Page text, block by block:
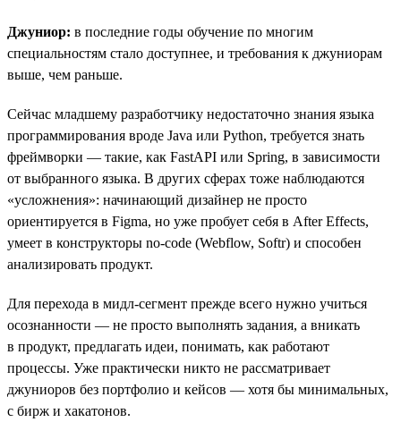
Джуниор: в последние годы обучение по многим
специальностям стало доступнее, и требования к джуниорам
выше, чем раньше.
Сейчас младшему разработчику недостаточно знания языка
программирования вроде Java или Python, требуется знать
фреймворки — такие, как FastAPI или Spring, в зависимости
от выбранного языка. В других сферах тоже наблюдаются
«усложнения»: начинающий дизайнер не просто
ориентируется в Figma, но уже пробует себя в After Effects,
умеет в конструкторы no-code (Webflow, Softr) и способен
анализировать продукт.
Для перехода в мидл-сегмент прежде всего нужно учиться
осознанности — не просто выполнять задания, а вникать
в продукт, предлагать идеи, понимать, как работают
процессы. Уже практически никто не рассматривает
джуниоров без портфолио и кейсов — хотя бы минимальных,
с бирж и хакатонов.